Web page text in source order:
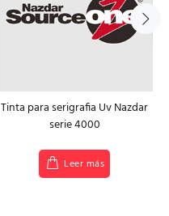
Tinta para serigrafia Uv Nazdar
serie 4000
Leer más